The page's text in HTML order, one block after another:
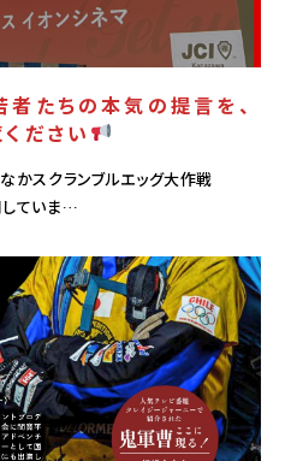
たちの本気の提言を、
ださい
かスクランブルエッグ大作戦
していま…